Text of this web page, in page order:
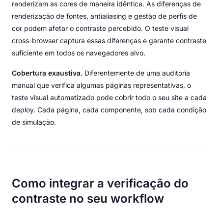
renderizam as cores de maneira idêntica. As diferenças de
renderização de fontes, antialiasing e gestão de perfis de
cor podem afetar o contraste percebido. O teste visual
cross-browser captura essas diferenças e garante contraste
suficiente em todos os navegadores alvo.
Cobertura exaustiva. Diferentemente de uma auditoria
manual que verifica algumas páginas representativas, o
teste visual automatizado pode cobrir todo o seu site a cada
deploy. Cada página, cada componente, sob cada condição
de simulação.
Como integrar a verificação do
contraste no seu workflow